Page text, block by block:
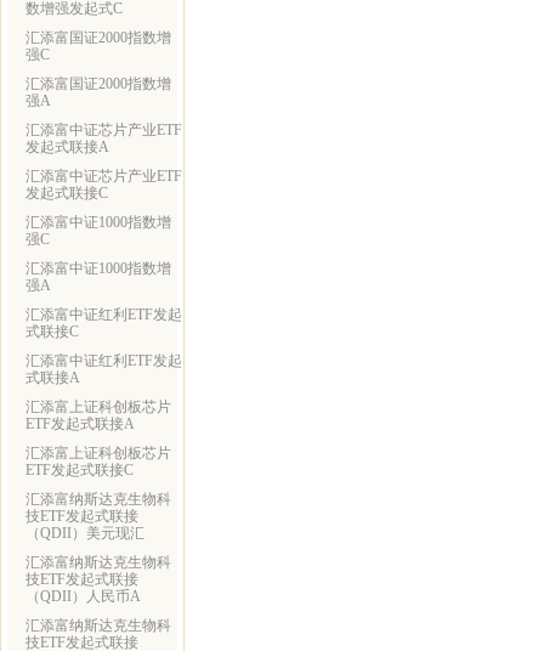
数增强发起式C
汇添富国证2000指数增
强C
汇添富国证2000指数增
强A
汇添富中证芯片产业ETF
发起式联接A
汇添富中证芯片产业ETF
发起式联接C
汇添富中证1000指数增
强C
汇添富中证1000指数增
强A
汇添富中证红利ETF发起
式联接C
汇添富中证红利ETF发起
式联接A
汇添富上证科创板芯片
ETF发起式联接A
汇添富上证科创板芯片
ETF发起式联接C
汇添富纳斯达克生物科
技ETF发起式联接
（QDII）美元现汇
汇添富纳斯达克生物科
技ETF发起式联接
（QDII）人民币A
汇添富纳斯达克生物科
技ETF发起式联接